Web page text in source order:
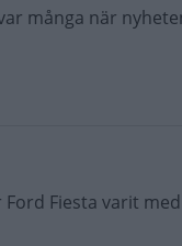
många när
Ford Fiesta varit